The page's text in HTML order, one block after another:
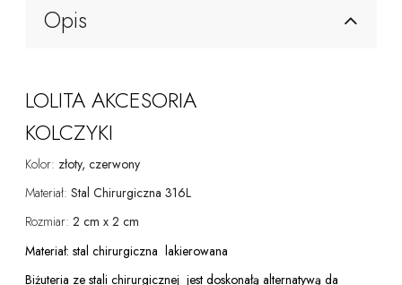
Opis
LOLITA AKCESORIA
KOLCZYKI
Kolor: złoty, czerwony
Materiał: Stal Chirurgiczna 316L
Rozmiar: 2 cm x 2 cm
Materiał: stal chirurgiczna lakierowana
Biżuteria ze stali chirurgicznej jest doskonałą alternatywą da